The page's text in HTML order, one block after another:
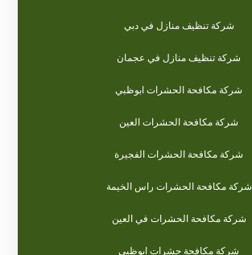
شركة تنظيف منازل في دبي
شركة تنظيف منازل في عجمان
شركة مكافحة الحشرات ابوظبي
شركة مكافحة الحشرات العين
شركة مكافحة الحشرات الفجيرة
شركة مكافحة الحشرات راس الخيمة
شركة مكافحة الحشرات في العين
شركة مكافحة حشرات ابوظبي